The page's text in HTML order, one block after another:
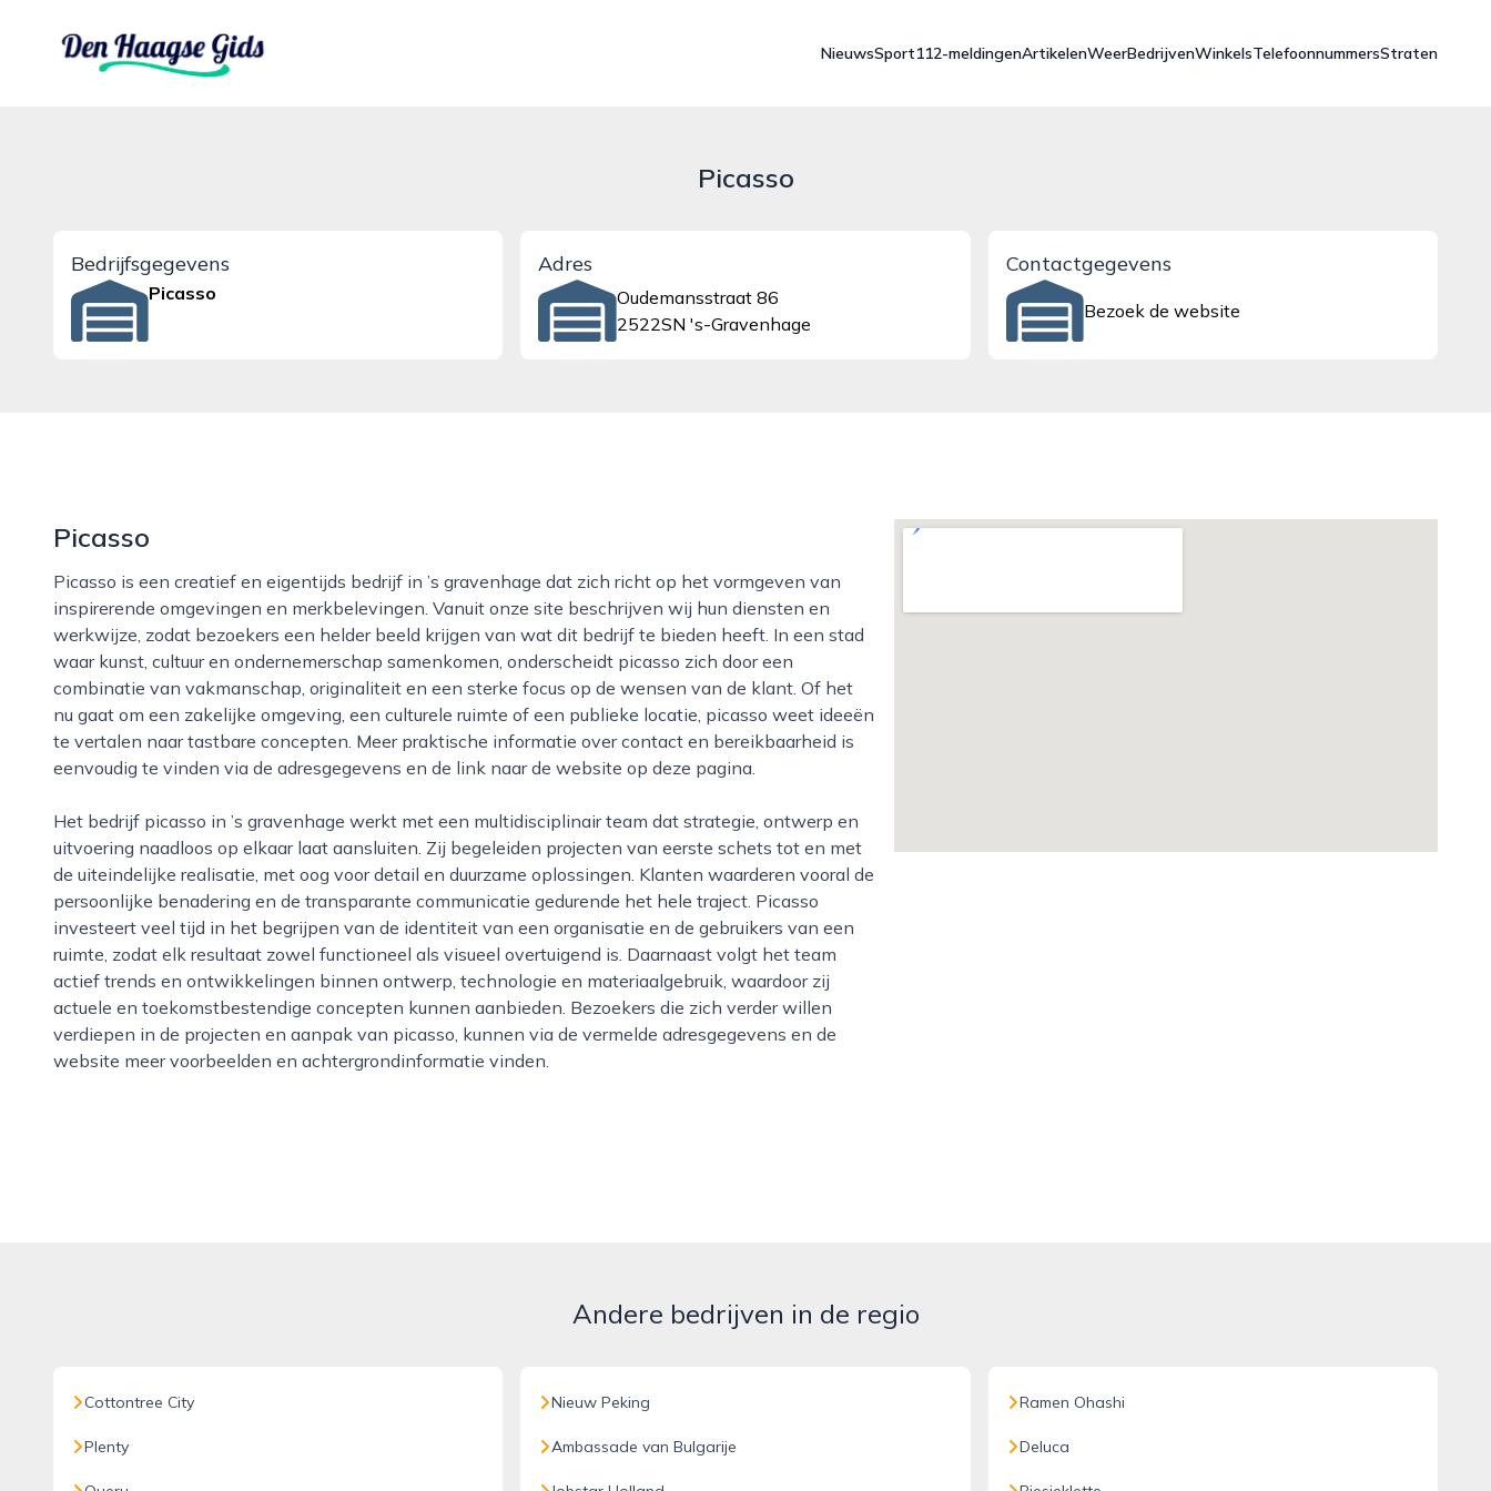
denhaagsegids.nl
NieuwsSport112-meldingenArtikelenWeerBedrijvenWinkelsTelefoonnummersStraten
Picasso
Bedrijfsgegevens
Picasso
Adres
Oudemansstraat 86
2522SN 's-Gravenhage
Contactgegevens
Bezoek de website
Picasso
Picasso is een creatief en eigentijds bedrijf in ’s gravenhage dat zich richt op het vormgeven van
inspirerende omgevingen en merkbelevingen. Vanuit onze site beschrijven wij hun diensten en
werkwijze, zodat bezoekers een helder beeld krijgen van wat dit bedrijf te bieden heeft. In een stad
waar kunst, cultuur en ondernemerschap samenkomen, onderscheidt picasso zich door een
combinatie van vakmanschap, originaliteit en een sterke focus op de wensen van de klant. Of het
nu gaat om een zakelijke omgeving, een culturele ruimte of een publieke locatie, picasso weet ideeën
te vertalen naar tastbare concepten. Meer praktische informatie over contact en bereikbaarheid is
eenvoudig te vinden via de adresgegevens en de link naar de website op deze pagina.
Het bedrijf picasso in ’s gravenhage werkt met een multidisciplinair team dat strategie, ontwerp en
uitvoering naadloos op elkaar laat aansluiten. Zij begeleiden projecten van eerste schets tot en met
de uiteindelijke realisatie, met oog voor detail en duurzame oplossingen. Klanten waarderen vooral de
persoonlijke benadering en de transparante communicatie gedurende het hele traject. Picasso
investeert veel tijd in het begrijpen van de identiteit van een organisatie en de gebruikers van een
ruimte, zodat elk resultaat zowel functioneel als visueel overtuigend is. Daarnaast volgt het team
actief trends en ontwikkelingen binnen ontwerp, technologie en materiaalgebruik, waardoor zij
actuele en toekomstbestendige concepten kunnen aanbieden. Bezoekers die zich verder willen
verdiepen in de projecten en aanpak van picasso, kunnen via de vermelde adresgegevens en de
website meer voorbeelden en achtergrondinformatie vinden.
Andere bedrijven in de regio
Cottontree City
Plenty
Nieuw Peking
Ambassade van Bulgarije
Ramen Ohashi
Deluca